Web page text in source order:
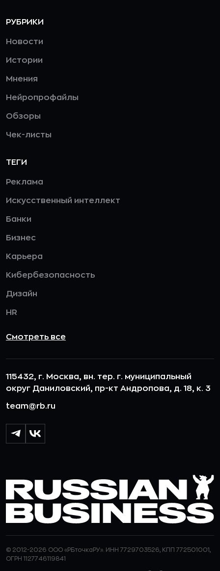
РУБРИКИ
Новости
Истории
Мнения
Нейропрофайлы
Обзоры
Чек-листы
ТЕГИ
Реклама
Искусственный интеллект
Банки
Бизнес
Карьера
Кибербезопасность
Дизайн
HR
Смотреть все
115432, г. Москва, вн. тер. г. муниципальный
округ Даниловский, пр-кт Андропова, д. 18, к. 3
team@rb.ru
© 2012-2026 ООО «РБточкаРУ». ИНН 7729703526, КПП 772501001,
ОГРН 1127746119841